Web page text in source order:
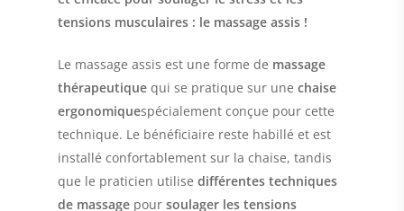
297€.69€.
tensions musculaires : le massage assis !
Le massage assis est une forme de massage
thérapeutique qui se pratique sur une chaise
ergonomiquespécialement conçue pour cette
technique. Le bénéficiaire reste habillé et est
installé confortablement sur la chaise, tandis
que le praticien utilise différentes techniques
de massage pour soulager les tensions